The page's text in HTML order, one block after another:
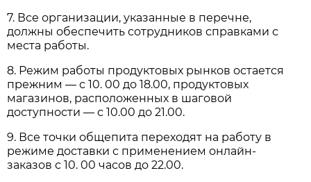
7. Все организации, указанные в перечне,
должны обеспечить сотрудников справками с
места работы.
8. Режим работы продуктовых рынков остается
прежним — с 10. 00 до 18.00, продуктовых
магазинов, расположенных в шаговой
доступности — с 10.00 до 21.00.
9. Все точки общепита переходят на работу в
режиме доставки с применением онлайн-
заказов с 10. 00 часов до 22.00.